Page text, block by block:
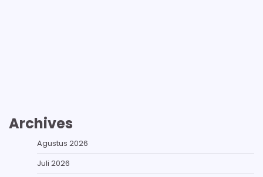
Archives
Agustus 2026
Juli 2026